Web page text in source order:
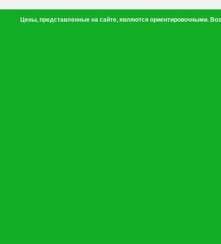
Цены, представленные на сайте, являются ориентировочными.